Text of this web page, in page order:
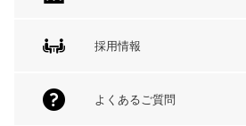
採用情報
よくあるご質問